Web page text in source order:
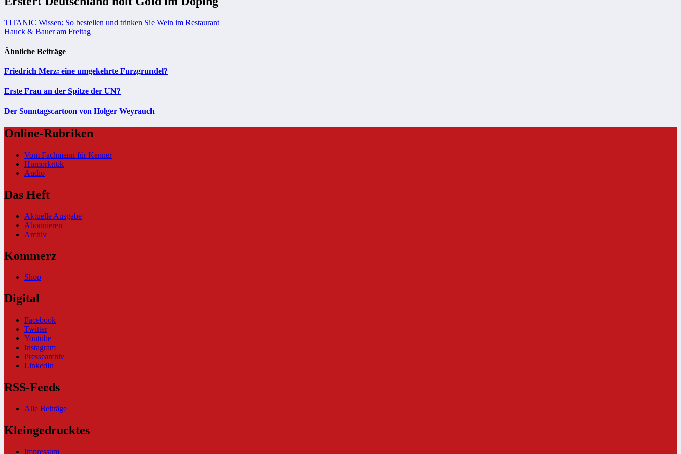
Beitragsnavigation
TITANIC Wissen: So bestellen und trinken Sie Wein im Restaurant
Hauck & Bauer am Freitag
Ähnliche Beiträge
Friedrich Merz: eine umgekehrte Furzgrundel?
Erste Frau an der Spitze der UN?
Der Sonntagscartoon von Holger Weyrauch
Online-Rubriken
Vom Fachmann für Kenner
Humorkritik
Audio
Das Heft
Aktuelle Ausgabe
Abonnieren
Archiv
Kommerz
Shop
Digital
Facebook
Twitter
Youtube
Instagram
Pressearchiv
LinkedIn
RSS-Feeds
Alle Beiträge
Kleingedrucktes
Impressum